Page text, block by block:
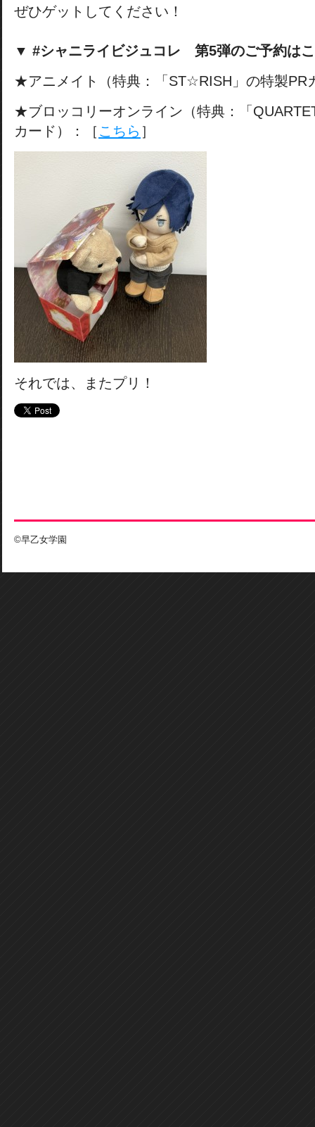
ぜひゲットしてください！
▼ #シャニライビジュコレ 第5弾のご予約は
★アニメイト（特典：「ST☆RISH」の特製PR
★ブロッコリーオンライン（特典：「
カード）：［ こちら ］
それでは、またプリ！
©早乙女学園